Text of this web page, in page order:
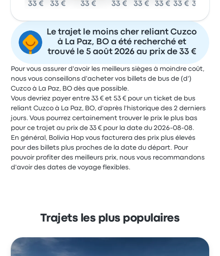
33 € 33 € 33 € 33 € 33 € 33 € 33 € 33 €
Le trajet le moins cher reliant Cuzco
à La Paz, BO a été recherché et
trouvé le 5 août 2026 au prix de 33 €
Pour vous assurer d'avoir les meilleurs sièges à moindre coût,
nous vous conseillons d'acheter vos billets de bus de (d')
Cuzco à La Paz, BO dès que possible.
Vous devriez payer entre 33 € et 53 € pour un ticket de bus
reliant Cuzco à La Paz, BO, d'après l'historique des 2 derniers
jours. Vous pourrez certainement trouver le prix le plus bas
pour ce trajet au prix de 33 € pour la date du 2026-08-08.
En général, Bolivia Hop vous facturera des prix plus élevés
pour des billets plus proches de la date du départ. Pour
pouvoir profiter des meilleurs prix, nous vous recommandons
d'avoir des dates de voyage flexibles.
Trajets les plus populaires